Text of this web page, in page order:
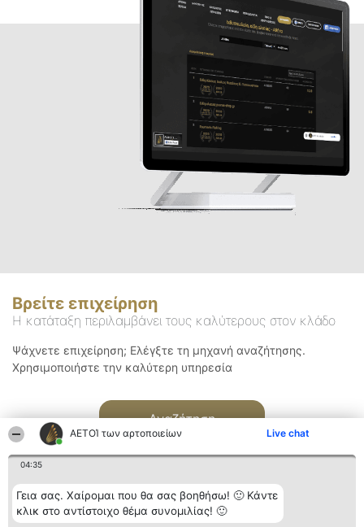
ΑΕΤΟΊ των αρτοποιείων Live chat
04:35
Γεια σας. Χαίρομαι που θα σας βοηθήσω! 🙂 Κάντε
κλικ στο αντίστοιχο θέμα συνομιλίας! 🙂
Βρείτε επιχείρηση
Η κατάταξη περιλαμβάνει τους καλύτερους στον κλάδο
Ψάχνετε επιχείρηση; Ελέγξτε τη μηχανή αναζήτησης.
Χρησιμοποιήστε την καλύτερη υπηρεσία
Αναζήτηση